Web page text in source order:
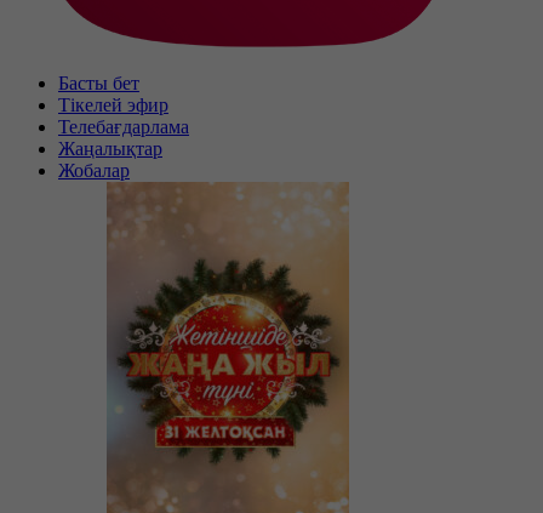
Басты бет
Тікелей эфир
Телебағдарлама
Жаңалықтар
Жобалар